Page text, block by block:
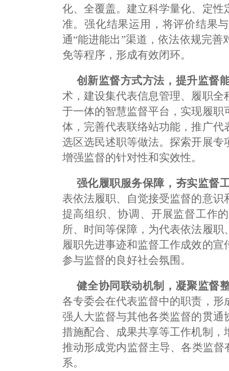
化、全覆盖。建立科学量化、定
准。强化结果运用，将评价结果
通“能进能出”渠道，依法依规完
免等程序，形成有效闭环。
创新监督方式方法，提升监督
术，建设集代表信息管理、履职
于一体的智慧监督平台，实现履
体，完善代表联络站功能，推广
选区选民述职等做法。探索开展
增强监督的针对性和实效性。
强化履职服务保障，夯实监督
表依法履职、自觉接受监督的意
提高组织、协调、开展监督工作
所、时间等保障，为代表依法履
履职先进事迹和监督工作成效的
参与监督的良好社会氛围。
健全协同联动机制，凝聚监督
各专委会在代表监督中的职责，
强人大监督与其他各类监督的贯
措施配合、成果共享等工作机制
推动形成党内监督主导、各类监
系。